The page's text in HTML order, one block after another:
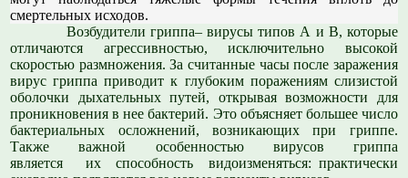
смертельных исходов.
Возбудители гриппа– вирусы типов А и В, которые
отличаются агрессивностью, исключительно высокой
скоростью размножения. За считанные часы после заражения
вирус гриппа приводит к глубоким поражениям слизистой
оболочки дыхательных путей, открывая возможности для
проникновения в нее бактерий. Это объясняет большее число
бактериальных осложнений, возникающих при гриппе.
Также важной особенностью вирусов гриппа
является их способность видоизменяться: практически